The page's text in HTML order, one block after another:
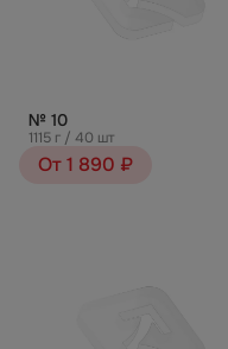
№ 10
1115 г / 40 шт
От 1 890 ₽